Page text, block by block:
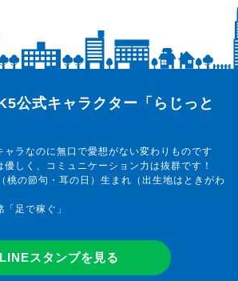
公式キャラクター「らじっと
ャラなのに無口で愛想がない変わりものです
優しく、コミュニケーション力は抜群です！
桃の節句・耳の日）生まれ（出生地はときがわ
「足で稼ぐ」
LINEスタンプを見る